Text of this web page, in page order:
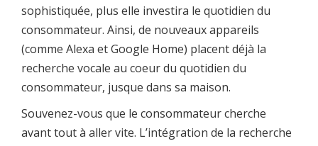
sophistiquée, plus elle investira le quotidien du
consommateur. Ainsi, de nouveaux appareils
(comme Alexa et Google Home) placent déjà la
recherche vocale au coeur du quotidien du
consommateur, jusque dans sa maison.
Souvenez-vous que le consommateur cherche
avant tout à aller vite. L’intégration de la recherche